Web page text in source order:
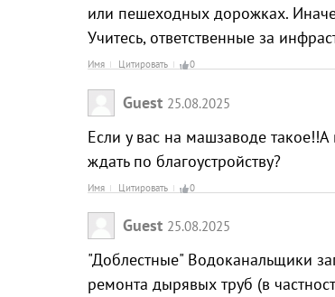
или пешеходных дорожках.
Учитесь, ответственные за
Имя Цитировать 0
Guest 25.08.2025
Если у вас на машзаводе
ждать по благоустройству?
Имя Цитировать 0
Guest 25.08.2025
"Доблестные" Водоканальщики
ремонта дырявых труб (в